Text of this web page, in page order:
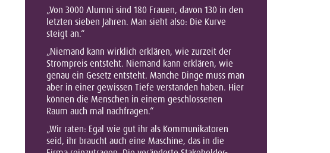
„Von 3000 Alumni sind 180 Frauen, davon 130 in den
letzten sieben Jahren. Man sieht also: Die Kurve
steigt an.“
„Niemand kann wirklich erklären, wie zurzeit der
Strompreis entsteht. Niemand kann erklären, wie
genau ein Gesetz entsteht. Manche Dinge muss man
aber in einer gewissen Tiefe verstanden haben. Hier
können die Menschen in einem geschlossenen
Raum auch mal nachfragen.“
„Wir raten: Egal wie gut ihr als Kommunikatoren
seid, ihr braucht auch eine Maschine, das in die